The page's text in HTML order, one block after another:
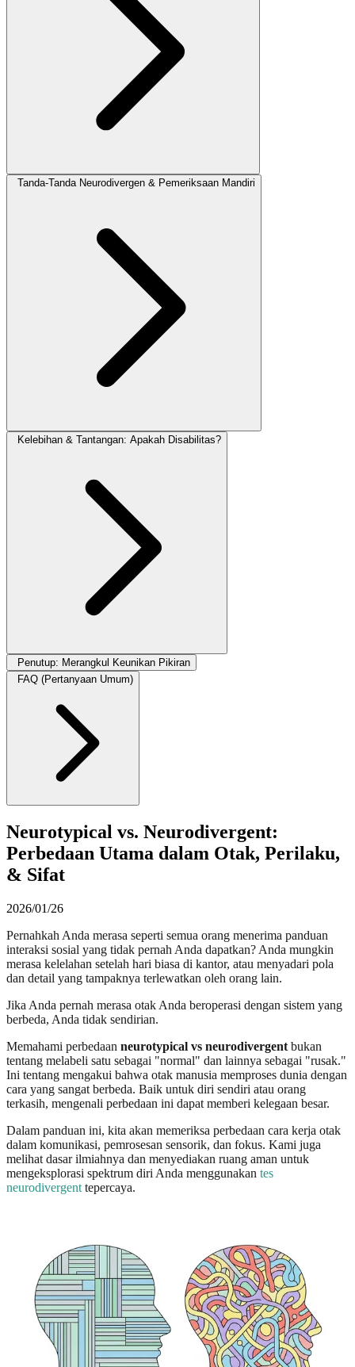
Tanda-Tanda Neurodivergen & Pemeriksaan Mandiri
Kelebihan & Tantangan: Apakah Disabilitas?
Penutup: Merangkul Keunikan Pikiran
FAQ (Pertanyaan Umum)
Neurotypical vs. Neurodivergent:
Perbedaan Utama dalam Otak, Perilaku,
& Sifat
2026/01/26
Pernahkah Anda merasa seperti semua orang menerima panduan
interaksi sosial yang tidak pernah Anda dapatkan? Anda mungkin
merasa kelelahan setelah hari biasa di kantor, atau menyadari pola
dan detail yang tampaknya terlewatkan oleh orang lain.
Jika Anda pernah merasa otak Anda beroperasi dengan sistem yang
berbeda, Anda tidak sendirian.
Memahami perbedaan neurotypical vs neurodivergent bukan
tentang melabeli satu sebagai "normal" dan lainnya sebagai "rusak."
Ini tentang mengakui bahwa otak manusia memproses dunia dengan
cara yang sangat berbeda. Baik untuk diri sendiri atau orang
terkasih, mengenali perbedaan ini dapat memberi kelegaan besar.
Dalam panduan ini, kita akan memeriksa perbedaan cara kerja otak
dalam komunikasi, pemrosesan sensorik, dan fokus. Kami juga
melihat dasar ilmiahnya dan menyediakan ruang aman untuk
mengeksplorasi spektrum diri Anda menggunakan tes
neurodivergent tepercaya.